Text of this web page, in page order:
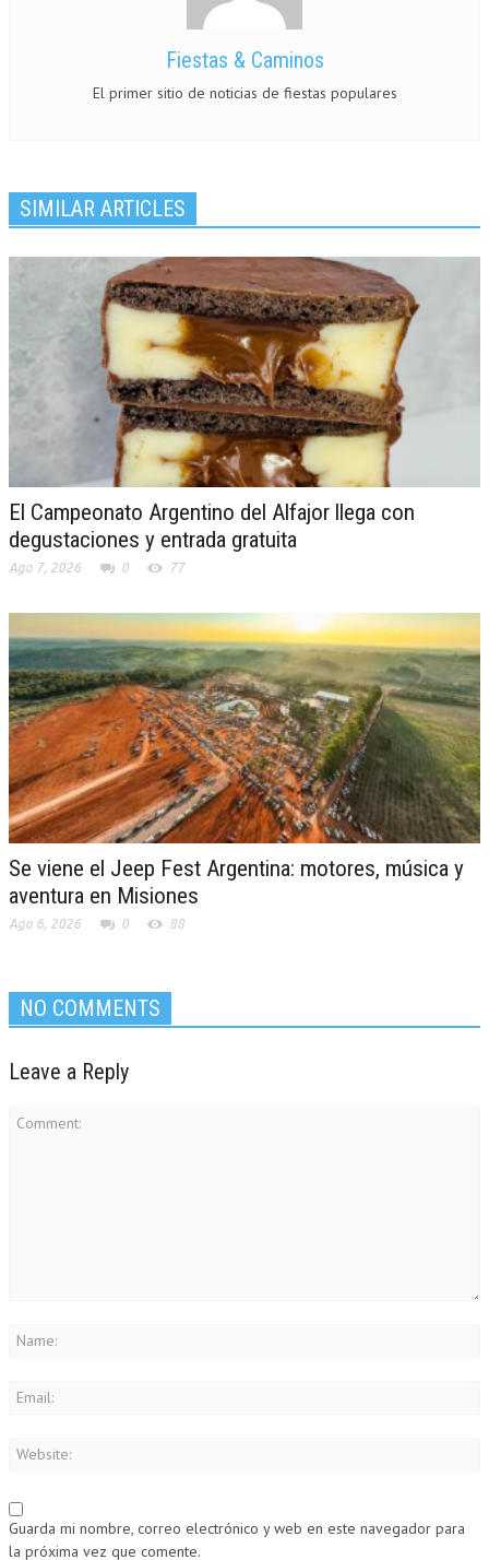
Fiestas & Caminos
El primer sitio de noticias de fiestas populares
SIMILAR ARTICLES
El Campeonato Argentino del Alfajor llega con
degustaciones y entrada gratuita
Ago 7, 2026 0 77
Se viene el Jeep Fest Argentina: motores, música y
aventura en Misiones
Ago 6, 2026 0 88
NO COMMENTS
Leave a Reply
Guarda mi nombre, correo electrónico y web en este navegador para
la próxima vez que comente.